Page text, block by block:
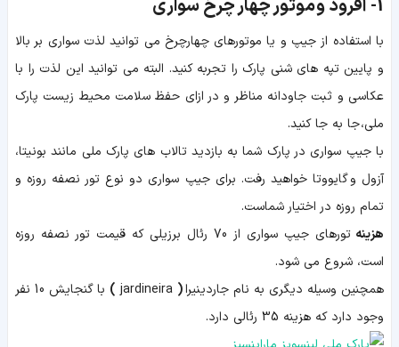
1- آفرود و موتور چهار چرخ سواری
با استفاده از جیپ و یا موتورهای چهارچرخ می توانید لذت سواری بر بالا
و پایین تپه های شنی پارک را تجربه کنید. البته می توانید این لذت را با
عکاسی و ثبت جاودانه مناظر و در ازای حفظ سلامت محیط زیست پارک
ملی، جا به جا کنید.
با جیپ سواری در پارک شما به بازدید تالاب های پارک ملی مانند بونیتا،
آزول و گایووتا خواهید رفت. برای جیپ سواری دو نوع تور نصفه روزه و
تمام روزه در اختیار شماست.
هزینه
تورهای جیپ سواری از 70 رئال برزیلی که قیمت تور نصفه روزه
است، شروع می شود.
همچنین وسیله دیگری به نام جاردینیرا(
)
با گنجایش 10 نفر
وجود دارد که هزینه 35 رئالی دارد.